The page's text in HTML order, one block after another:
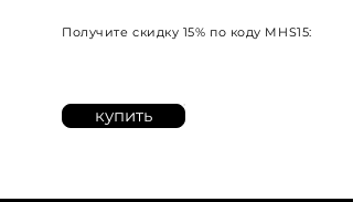
Получите скидку 15% по коду MHS15:
купить